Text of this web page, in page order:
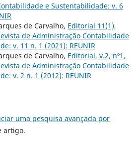
e Sustentabilidade: v. 6
de Carvalho, Editorial 11(1),
de Administração Contabilidade
v. 11 n. 1 (2021): REUNIR
de Carvalho, Editorial, v.2, nº1,
de Administração Contabilidade
v. 2 n. 1 (2012): REUNIR
uma pesquisa avançada por
artigo.